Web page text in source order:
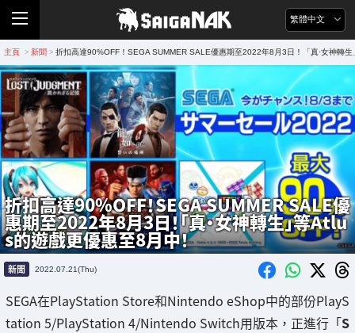
繁體中文
主頁 > 新聞 > 折扣高達90%OFF！SEGA SUMMER SALE優惠期至2022年8月3日！「真·女神轉
折扣高達90%OFF！SEGA SUMMER SALE優
惠期至2022年8月3日！「真·女神轉生」等Atlu
s的遊戲更優惠至8月中！
新聞 2022.07.21(Thu)
SEGA在PlayStation Store和Nintendo eShop中的部份PlayS
tation 5/PlayStation 4/Nintendo Switch用版本，正進行「S